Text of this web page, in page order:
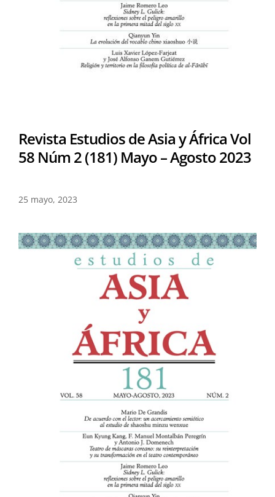
Revista Estudios de Asia y África Vol
58 Núm 2 (181) Mayo – Agosto 2023
25 mayo, 2023